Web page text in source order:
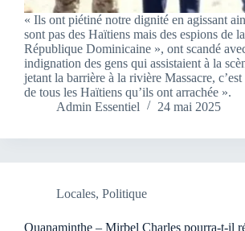
« Ils ont piétiné notre dignité en agissant
sont pas des Haïtiens mais des espions de la
République Dominicaine », ont scandé
indignation des gens qui assistaient à la
jetant la barrière à la rivière Massacre,
de tous les Haïtiens qu’ils ont arrachée ».
Admin Essentiel
24 mai 2025
Locales, Politique
Ouanaminthe – Mirbel Charles pourra-t-il